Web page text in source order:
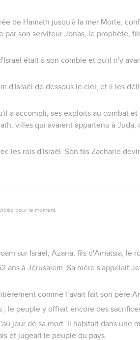
de Hamath jusqu'à la mer Morte,
par son serviteur Jonas, le prophète,
était à son comble et qu'il n'y
d'Israël de dessous le ciel, et il les
a accompli, ses exploits au combat
villes qui avaient appartenu à
les rois d'Israël. Son fils Zacharie
pour le moment.
sur Israël, Azaria, fils d'Amatsia, le
ans à Jérusalem. Sa mère s'appelait
comme l’avait fait son père
le peuple y offrait encore des
jour de sa mort. Il habitait dans une
et jugeait le peuple du pays.